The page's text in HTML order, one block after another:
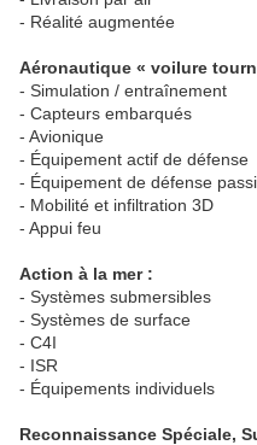
- Réalité augmentée
Aéronautique « voilure
- Simulation / entraînement
- Capteurs embarqués
- Avionique
- Équipement actif de défense
- Équipement de défense
- Mobilité et infiltration 3D
- Appui feu
Action à la mer :
- Systèmes submersibles
- Systèmes de surface
- C4I
- ISR
- Équipements individuels
Reconnaissance Spéciale,